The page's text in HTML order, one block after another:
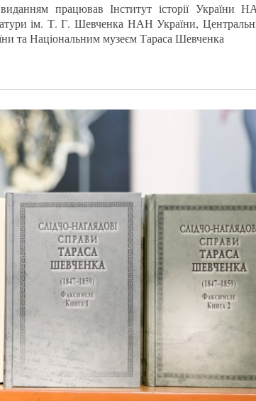
працював Інститут історії України
ім. Т. Г. Шевченка НАН України,
та Національним музеєм Тараса Шевченка